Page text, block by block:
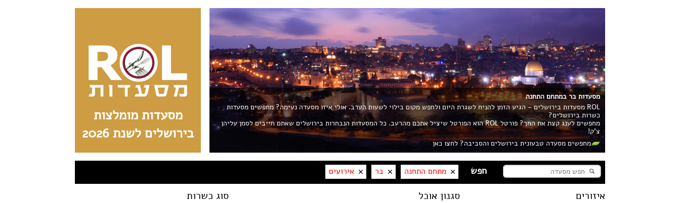
מסעדות מומלצות
בירושלים לשנת 2026
מסעדות בר במתחם התחנה
ROL מסעדות בירושלים - הגיע הזמן להניח לשגרת היום ולחפש מקום בילוי לשעות הערב. אולי איזו מסעדה נעימה? מחפשים מסעדות
כשרות בירושלים?
מחפשים לענג קצת את החך? פורטל ROL הוא הפורטל שיציל אתכם מהרעב. כל המסעדות הנבחרות בירושלים שאתם חייבים לסמן עליהן
צ'ק!
מחפשים מסעדה טבעונית בירושלים והסביבה? לחצו כאן
מתחם התחנה בר אירועים
איזורים סגנון אוכל סוג כשרות